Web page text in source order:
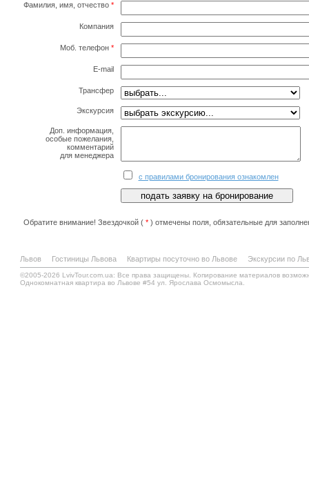
Фамилия, имя, отчество *
Компания
Моб. телефон *
E-mail
Трансфер
Экскурсия
Доп. информация,
особые пожелания,
комментарий
для менеджера
с правилами бронирования ознакомлен
Обратите внимание! Звездочкой ( *) отмечены поля, обязательные для
Львов Гостиницы Львова Квартиры посуточно во Львове Экскурсии по
©2005-2026 LvivTour.com.ua: Все права защищены. Копирование материалов
Однокомнатная квартира во Львове #54 ул. Ярослава Осмомысла.